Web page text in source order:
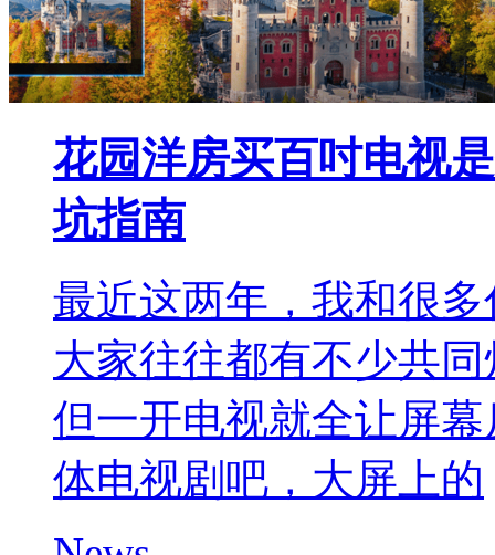
花园洋房买百吋电视
坑指南
最近这两年，我和很
大家往往都有不少共
但一开电视就全让屏
体电视剧吧，大屏上的